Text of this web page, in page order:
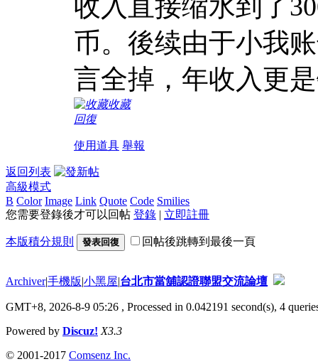
收入直接缩水到了
币。後续由于小我
言全掉，年收入更
收藏
回復
使用道具 舉報
返回列表
高級模式
B Color Image Link Quote Code Smilies
您需要登錄後才可以回帖 登錄 | 立即註冊
本版積分規則 發表回復 回帖後跳轉到最後一頁
Archiver|手機版|小黑屋|台北市當舖認證聯盟交流論壇
GMT+8, 2026-8-9 05:26 , Processed in 0.042191 second(s), 4
Powered by Discuz! X3.3
© 2001-2017 Comsenz Inc.